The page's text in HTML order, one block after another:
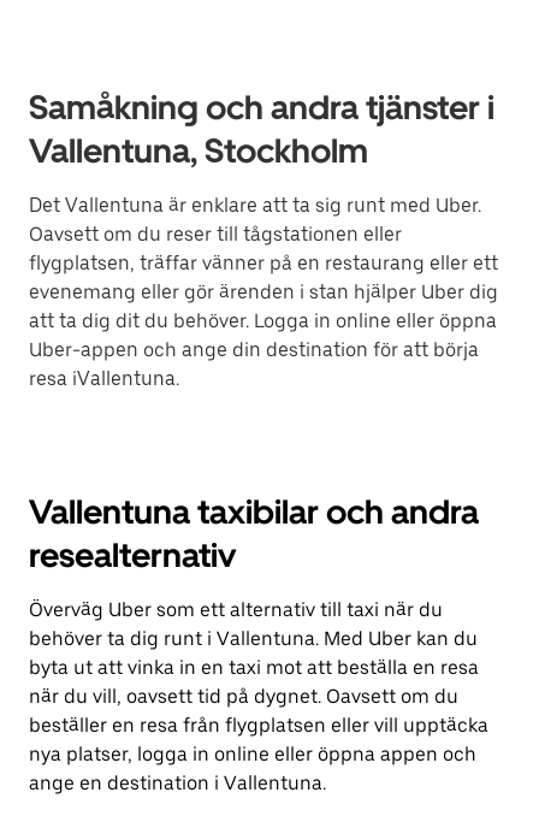
Samåkning och andra tjänster i
Vallentuna, Stockholm
Det Vallentuna är enklare att ta sig runt med Uber.
Oavsett om du reser till tågstationen eller
flygplatsen, träffar vänner på en restaurang eller ett
evenemang eller gör ärenden i stan hjälper Uber dig
att ta dig dit du behöver. Logga in online eller öppna
Uber-appen och ange din destination för att börja
resa iVallentuna.
Vallentuna taxibilar och andra
resealternativ
Överväg Uber som ett alternativ till taxi när du
behöver ta dig runt i Vallentuna. Med Uber kan du
byta ut att vinka in en taxi mot att beställa en resa
när du vill, oavsett tid på dygnet. Oavsett om du
beställer en resa från flygplatsen eller vill upptäcka
nya platser, logga in online eller öppna appen och
ange en destination i Vallentuna.